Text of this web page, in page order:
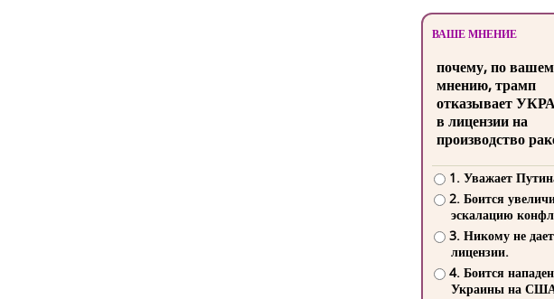
ВАШЕ МНЕНИЕ
почему, по
мнению, трамп
отказывает
в лицензии на
производство
1. Уважает
2. Боится
эскалацию
3. Никому не
лицензии.
4. Боится
Украины на